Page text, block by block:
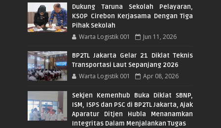
Dukung Taruna Sekolah Pelayaran,
KSOP Cirebon Kerjasama Dengan Tiga
Pihak Sekolah
Warta Logistik 001 Jun 11, 2026
BP2TL Jakarta Gelar 21 Diklat Teknis
Transportasi Laut Sepanjang 2026
Warta Logistik 001 Apr 08, 2026
Sekjen Kemenhub Buka Diklat SBNP,
ISM, ISPS dan PSC di BP2TL Jakarta, Ajak
Aparatur Ditjen Hubla Menanamkan
Integritas Dalam Menjalankan Tugas